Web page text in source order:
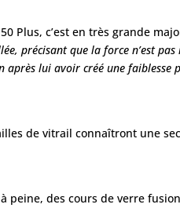
Plus, c’est en très grande
que la force n’est pas
après lui avoir créé une
de vitrail connaîtront une
des cours de verre